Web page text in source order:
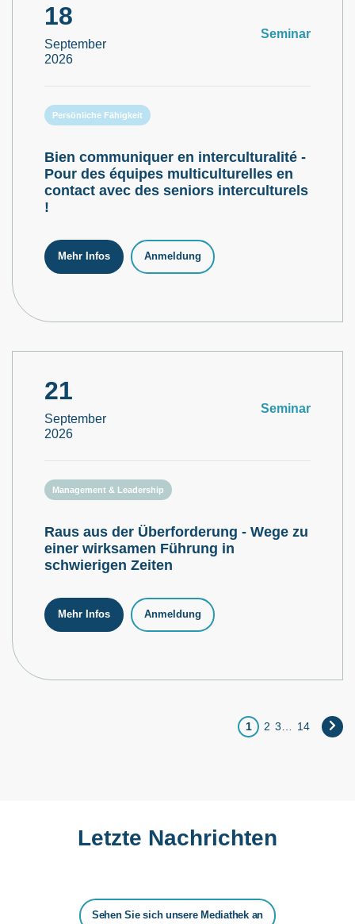
18
September
2026
Seminar
Persönliche Fähigkeit
Bien communiquer en interculturalité -
Pour des équipes multiculturelles en
contact avec des seniors interculturels
!
Mehr Infos Anmeldung
21
September
2026
Seminar
Management & Leadership
Raus aus der Überforderung - Wege zu
einer wirksamen Führung in
schwierigen Zeiten
Mehr Infos Anmeldung
1 2 3 14
Letzte Nachrichten
Sehen Sie sich unsere Mediathek an